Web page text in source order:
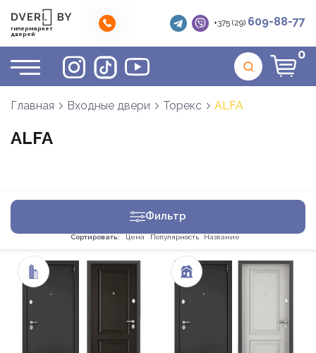
гипермаркет
дверей
+375 (29) 609-88-77
0
Главная Входные двери Торекс ALFA
ALFA
Фильтр
Сортировать: Цена Популярность Название